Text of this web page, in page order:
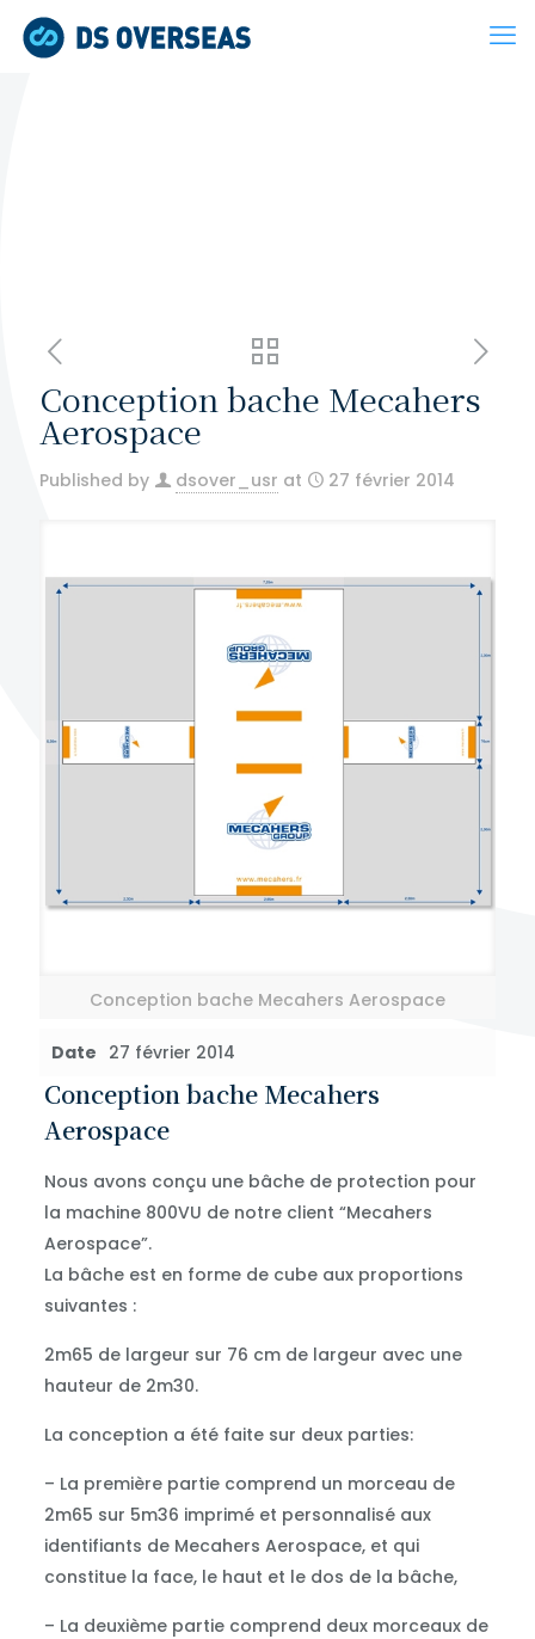
Conception bache Mecahers
Aerospace
Published by dsover_usr at 27 février 2014
Conception bache Mecahers Aerospace
Date 27 février 2014
Conception bache Mecahers
Aerospace
Nous avons conçu une bâche de protection pour
la machine 800VU de notre client “Mecahers
Aerospace”.
La bâche est en forme de cube aux proportions
suivantes :
2m65 de largeur sur 76 cm de largeur avec une
hauteur de 2m30.
La conception a été faite sur deux parties:
– La première partie comprend un morceau de
2m65 sur 5m36 imprimé et personnalisé aux
identifiants de Mecahers Aerospace, et qui
constitue la face, le haut et le dos de la bâche,
– La deuxième partie comprend deux morceaux de